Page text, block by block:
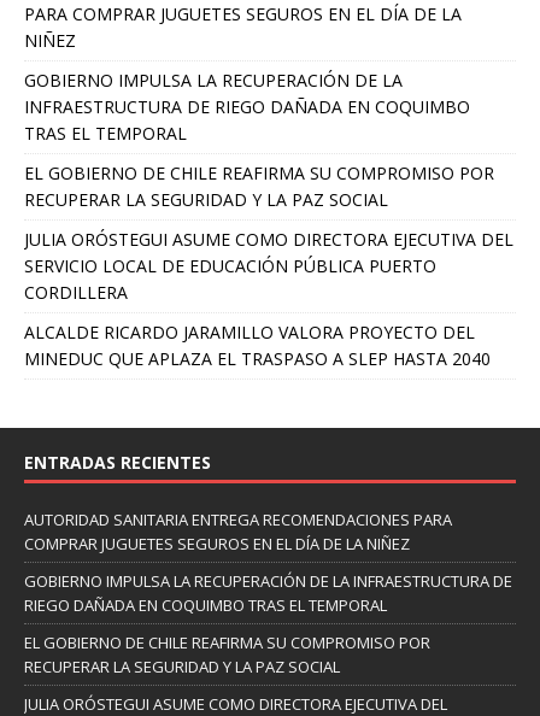
PARA COMPRAR JUGUETES SEGUROS EN EL DÍA DE LA
NIÑEZ
GOBIERNO IMPULSA LA RECUPERACIÓN DE LA
INFRAESTRUCTURA DE RIEGO DAÑADA EN COQUIMBO
TRAS EL TEMPORAL
EL GOBIERNO DE CHILE REAFIRMA SU COMPROMISO POR
RECUPERAR LA SEGURIDAD Y LA PAZ SOCIAL
JULIA ORÓSTEGUI ASUME COMO DIRECTORA EJECUTIVA DEL
SERVICIO LOCAL DE EDUCACIÓN PÚBLICA PUERTO
CORDILLERA
ALCALDE RICARDO JARAMILLO VALORA PROYECTO DEL
MINEDUC QUE APLAZA EL TRASPASO A SLEP HASTA 2040
ENTRADAS RECIENTES
AUTORIDAD SANITARIA ENTREGA RECOMENDACIONES PARA
COMPRAR JUGUETES SEGUROS EN EL DÍA DE LA NIÑEZ
GOBIERNO IMPULSA LA RECUPERACIÓN DE LA INFRAESTRUCTURA DE
RIEGO DAÑADA EN COQUIMBO TRAS EL TEMPORAL
EL GOBIERNO DE CHILE REAFIRMA SU COMPROMISO POR
RECUPERAR LA SEGURIDAD Y LA PAZ SOCIAL
JULIA ORÓSTEGUI ASUME COMO DIRECTORA EJECUTIVA DEL